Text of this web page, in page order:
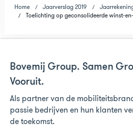
Home Jaarverslag 2019
Toelichting op geconsolideerde winst-
Bovemij Group. Samen
Vooruit.
Als partner van de
passie bedrijven en hun klanten
de toekomst.